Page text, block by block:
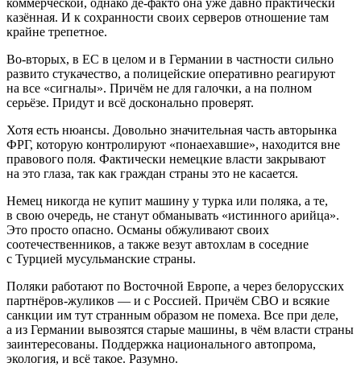
казённая. И к сохранности своих серверов отношение там
крайне трепетное.
Во-вторых, в ЕС в целом и в Германии в частности сильно
развито стукачество, а полицейские оперативно реагируют
на все «сигналы». Причём не для галочки, а на полном
серьёзе. Придут и всё досконально проверят.
Хотя есть нюансы. Довольно значительная часть авторынка
ФРГ, которую контролируют «понаехавшие», находится вне
правового поля. Фактически немецкие власти закрывают
на это глаза, так как граждан страны это не касается.
Немец никогда не купит машину у турка или поляка, а те,
в свою очередь, не станут обманывать «истинного арийца».
Это просто опасно. Османы обжуливают своих
соотечественников, а также везут автохлам в соседние
с Турцией мусульманские страны.
Поляки работают по Восточной Европе, а через белорусских
партнёров-жуликов — и с Россией. Причём СВО и всякие
санкции им тут странным образом не помеха. Все при деле,
а из Германии вывозятся старые машины, в чём власти страны
заинтересованы. Поддержка национального автопрома,
экология, и всё такое. Разумно.